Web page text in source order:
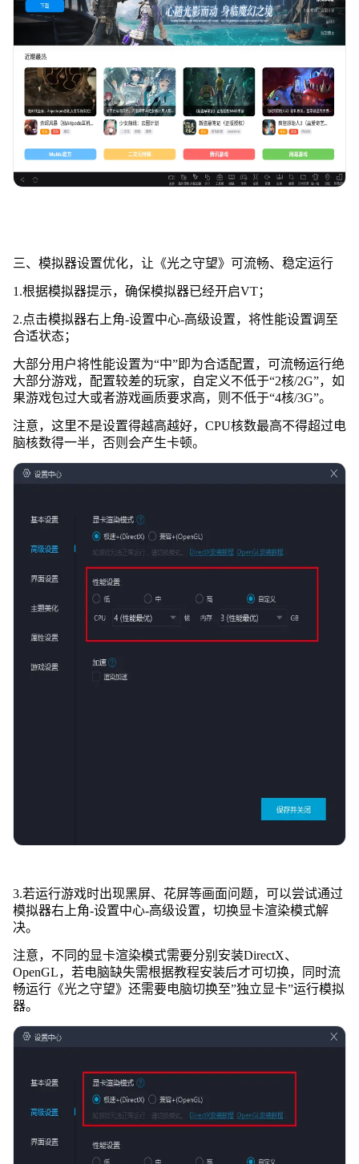
三、模拟器设置优化，让《光之守望》可流畅、稳定运行
1.根据模拟器提示，确保模拟器已经开启VT；
2.点击模拟器右上角-设置中心-高级设置，将性能设置调至
合适状态；
大部分用户将性能设置为“中”即为合适配置，可流畅运行绝
大部分游戏，配置较差的玩家，自定义不低于“2核/2G”，如
果游戏包过大或者游戏画质要求高，则不低于“4核/3G”。
注意，这里不是设置得越高越好，CPU核数最高不得超过电
脑核数得一半，否则会产生卡顿。
3.若运行游戏时出现黑屏、花屏等画面问题，可以尝试通过
模拟器右上角-设置中心-高级设置，切换显卡渲染模式解
决。
注意，不同的显卡渲染模式需要分别安装DirectX、
OpenGL，若电脑缺失需根据教程安装后才可切换，同时流
畅运行《光之守望》还需要电脑切换至”独立显卡”运行模拟
器。